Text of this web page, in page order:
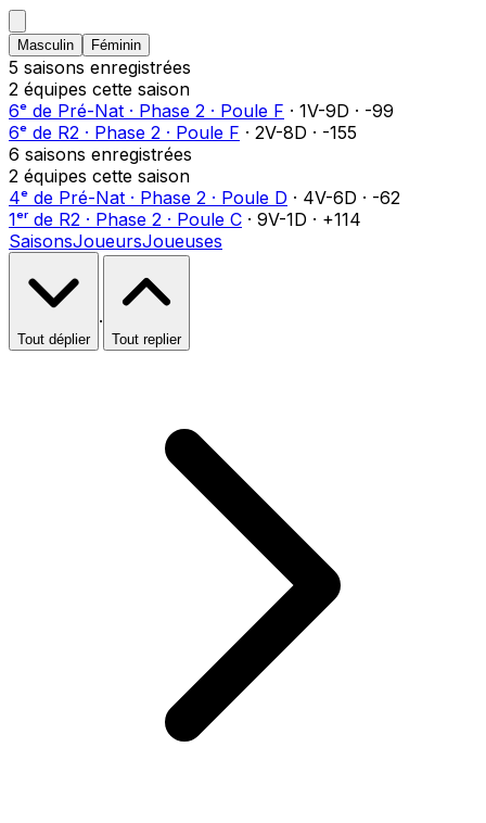
Masculin Féminin
5 saisons enregistrées
2 équipes cette saison
6ᵉ de Pré-Nat · Phase 2 · Poule F · 1V-9D · -99
6ᵉ de R2 · Phase 2 · Poule F · 2V-8D · -155
6 saisons enregistrées
2 équipes cette saison
4ᵉ de Pré-Nat · Phase 2 · Poule D · 4V-6D · -62
1ᵉʳ de R2 · Phase 2 · Poule C · 9V-1D · +114
SaisonsJoueursJoueuses
Tout déplier
·
Tout replier